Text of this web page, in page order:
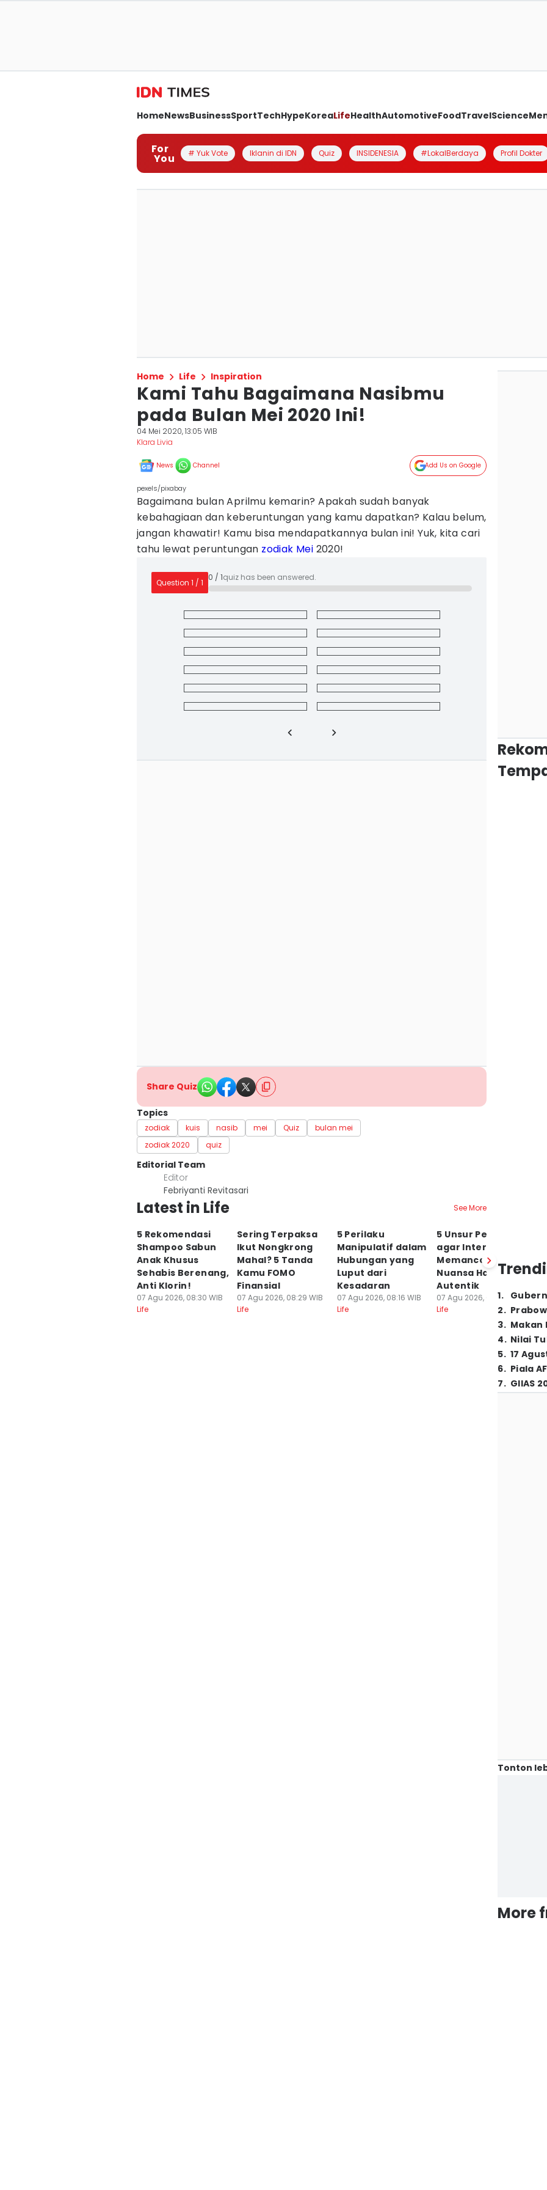
HomeNewsBusinessSportTechHypeKoreaLifeHealthAutomotiveFoodTravelScience
For
You # Yuk Vote Iklanin di IDN Quiz INSIDENESIA #LokalBerdaya Profil Dokter
Home Life Inspiration
Kami Tahu Bagaimana Nasibmu
pada Bulan Mei 2020 Ini!
04 Mei 2020, 13:05 WIB
Klara Livia
News Channel Add Us on Google
pexels/pixabay
Bagaimana bulan Aprilmu kemarin? Apakah sudah banyak
kebahagiaan dan keberuntungan yang kamu dapatkan? Kalau belum,
jangan khawatir! Kamu bisa mendapatkannya bulan ini! Yuk, kita cari
tahu lewat peruntungan zodiak Mei 2020!
Question 1 / 1
0 / 1quiz has been answered.
Share Quiz
Topics
zodiak kuis nasib mei Quiz
bulan mei
zodiak 2020
quiz
Editorial Team
Editor
Febriyanti Revitasari
Latest in Life See More
5 Rekomendasi
Shampoo Sabun
Anak Khusus
Sehabis Berenang,
Anti Klorin!
07 Agu 2026, 08:30 WIB
Life
Sering Terpaksa
Ikut Nongkrong
Mahal? 5 Tanda
Kamu FOMO
Finansial
07 Agu 2026, 08:29 WIB
Life
5 Perilaku
Manipulatif dalam
Hubungan yang
Luput dari
Kesadaran
07 Agu 2026, 08:16 WIB
Life
5 Unsur Penting
agar Interior
Memancarkan
Nuansa Hangat
Autentik
07 Agu 2026, 08:12 WIB
Life
1.
2.
3. Makan
4. Nilai
5. 17
6. Piala
7. GIIAS
Tonton
More